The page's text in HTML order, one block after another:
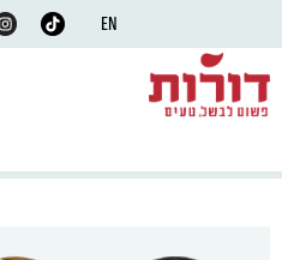
EN